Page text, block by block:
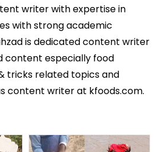
writer with expertise in
with strong academic
is dedicated content writer
content especially food
tricks related topics and
content writer at kfoods.com.